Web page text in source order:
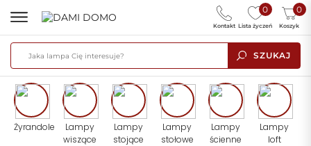
SZUKAJ
0
Lista życzeń
0
Koszyk
Kontakt
Żyrandole
Lampy
wiszące
Lampy
stojące
Lampy
stołowe
Lampy
ścienne
Lampy
loft